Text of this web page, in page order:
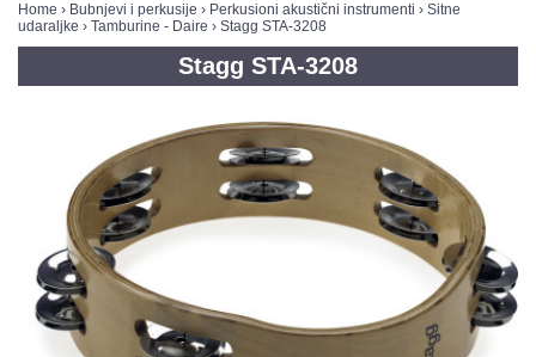
AKCIJE
NOVITETI
FEEDBACK
GALERIJA
Home › Bubnjevi i perkusije › Perkusioni akustični instrumenti › Sitne
udaraljke › Tamburine - Daire › Stagg STA-3208
Stagg STA-3208